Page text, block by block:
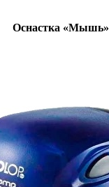
Оснастка «Мышь»